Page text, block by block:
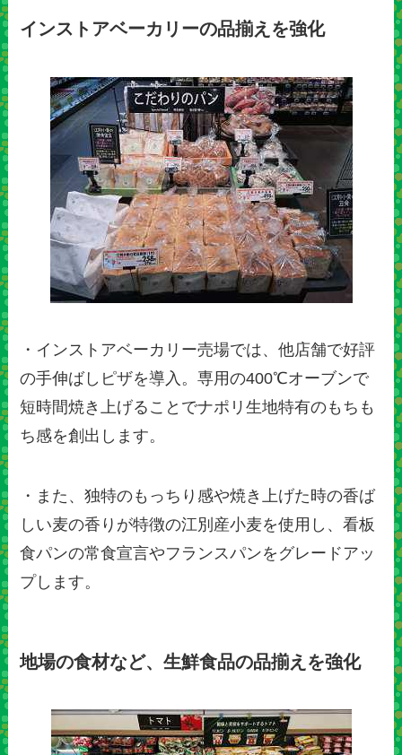
インストアベーカリーの品揃えを強化
・インストアベーカリー売場では、他店舗で好評
の手伸ばしピザを導入。専用の400℃オーブンで
短時間焼き上げることでナポリ生地特有のもちも
ち感を創出します。
・また、独特のもっちり感や焼き上げた時の香ば
しい麦の香りが特徴の江別産小麦を使用し、看板
食パンの常食宣言やフランスパンをグレードアッ
プします。
地場の食材など、生鮮食品の品揃えを強化